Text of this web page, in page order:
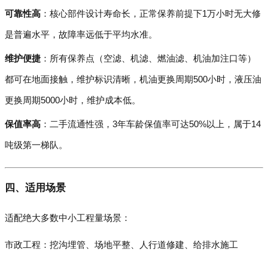
可靠性高 ：核心部件设计寿命长，正常保养前提下1万小时无大修
是普遍水平，故障率远低于平均水准。
维护便捷 ：所有保养点（空滤、机滤、燃油滤、机油加注口等）
都可在地面接触，维护标识清晰，机油更换周期500小时，液压油
更换周期5000小时，维护成本低。
保值率高 ：二手流通性强，3年车龄保值率可达50%以上，属于14
吨级第一梯队。
四、适用场景
适配绝大多数中小工程量场景：
市政工程：挖沟埋管、场地平整、人行道修建、给排水施工